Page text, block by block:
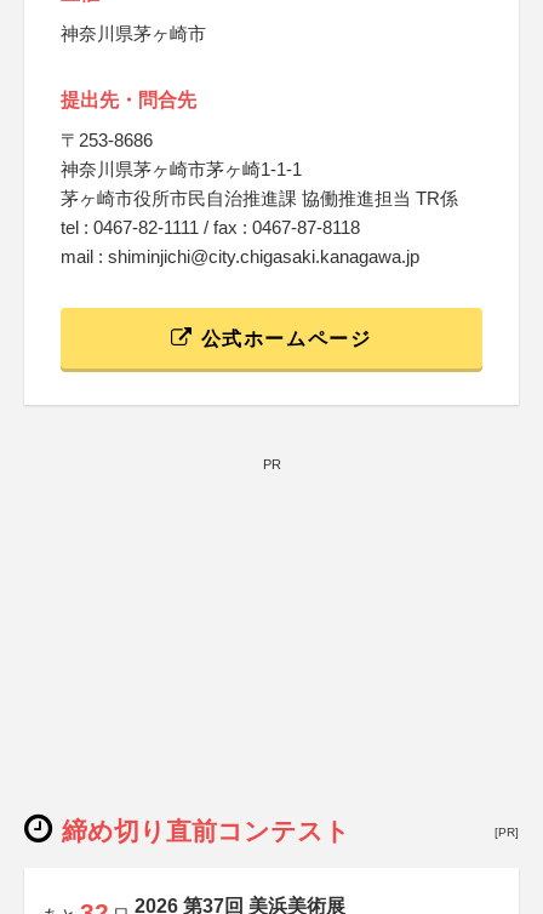
神奈川県茅ヶ崎市
提出先・問合先
〒253-8686
神奈川県茅ヶ崎市茅ヶ崎1-1-1
茅ヶ崎市役所市民自治推進課 協働推進担当 TR係
tel : 0467-82-1111 / fax : 0467-87-8118
mail : shiminjichi@city.chigasaki.kanagawa.jp
公式ホームページ
PR
締め切り直前コンテスト [PR]
2026 第37回 美浜美術展